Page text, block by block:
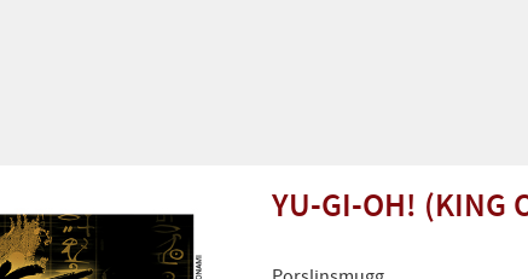
YU-GI-OH! (KING